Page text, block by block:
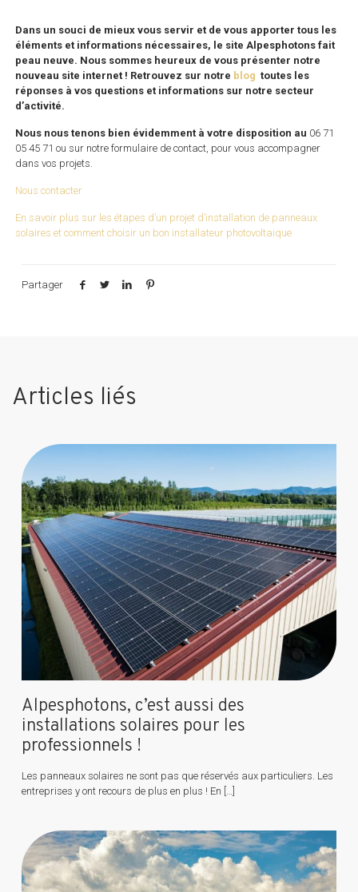
Dans un souci de mieux vous servir et de vous apporter tous les
éléments et informations nécessaires, le site Alpesphotons fait
peau neuve. Nous sommes heureux de vous présenter notre
nouveau site internet ! Retrouvez sur notre blog toutes les
réponses à vos questions et informations sur notre secteur
d’activité.
Nous nous tenons bien évidemment à votre disposition au 06 71
05 45 71 ou sur notre formulaire de contact, pour vous accompagner
dans vos projets.
Nous contacter
En savoir plus sur les étapes d’un projet d’installation de panneaux
solaires et comment choisir un bon installateur photovoltaique
Partager
Articles liés
Alpesphotons, c’est aussi des
installations solaires pour les
professionnels !
Les panneaux solaires ne sont pas que réservés aux particuliers. Les
entreprises y ont recours de plus en plus ! En […]